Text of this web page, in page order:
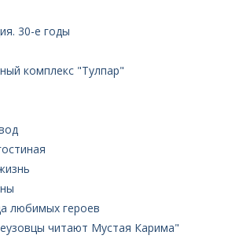
30-е годы
комплекс "Тулпар"
любимых героев
читают Мустая Карима"